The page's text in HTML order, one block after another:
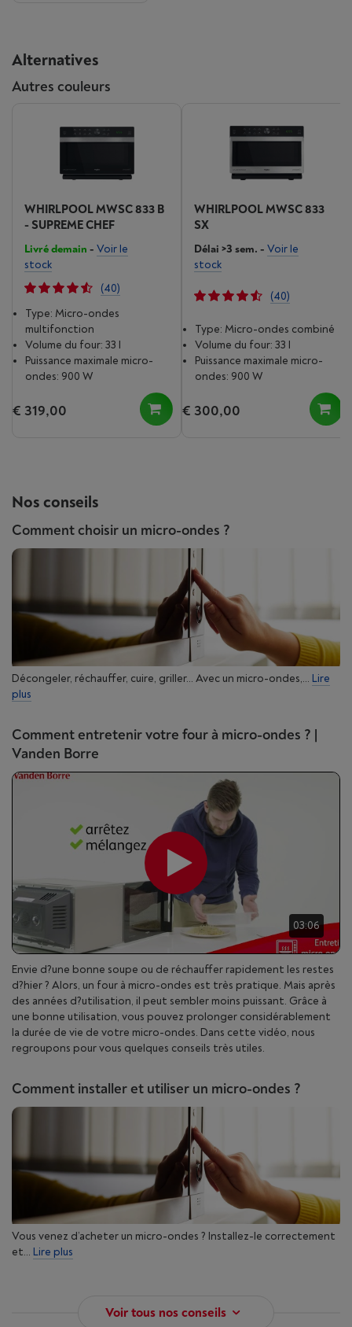
Alternatives
Autres couleurs
WHIRLPOOL MWSC 833 B
- SUPREME CHEF
Livré demain - Voir le
stock
(40)
Type: Micro-ondes
multifonction
Volume du four: 33 l
Puissance maximale micro-
ondes: 900 W
€ 319,00
WHIRLPOOL MWSC 833
SX
Délai >3 sem. - Voir le
stock
(40)
Type: Micro-ondes combiné
Volume du four: 33 l
Puissance maximale micro-
ondes: 900 W
€ 300,00
Nos conseils
Comment choisir un micro-ondes ?
Décongeler, réchauffer, cuire, griller... Avec un micro-ondes,... Lire
plus
Comment entretenir votre four à micro-ondes ? |
Vanden Borre
03:06
Envie d?une bonne soupe ou de réchauffer rapidement les restes
d?hier ? Alors, un four à micro-ondes est très pratique. Mais après
des années d?utilisation, il peut sembler moins puissant. Grâce à
une bonne utilisation, vous pouvez prolonger considérablement
la durée de vie de votre micro-ondes. Dans cette vidéo, nous
regroupons pour vous quelques conseils très utiles.
Comment installer et utiliser un micro-ondes ?
Vous venez d’acheter un micro-ondes ? Installez-le correctement
et... Lire plus
Voir tous nos conseils